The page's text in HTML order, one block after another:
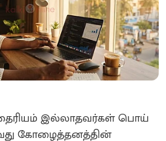
தைரியம் இல்லாதவர்கள் பொய்
கோழைத்தனத்தின்